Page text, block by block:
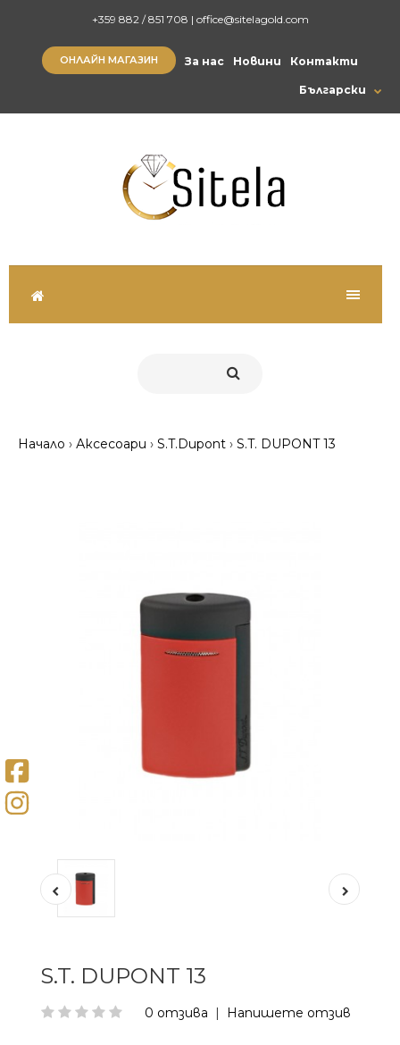
+359 882 / 851 708 | office@sitelagold.com
Български
ОНЛАЙН МАГАЗИН За нас Новини Контакти
Начало Аксесоари S.T.Dupont S.T. DUPONT 13
S.T. DUPONT 13
0 отзива | Напишете отзив